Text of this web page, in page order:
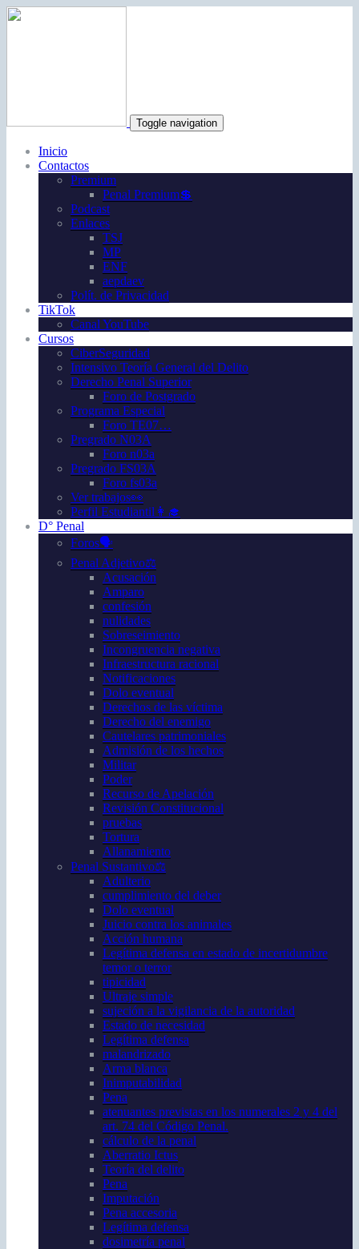
Toggle navigation
Inicio
Contactos
Premium
Penal Premium💲
Podcast
Enlaces
TSJ
MP
ENF
aepdaev
Polít. de Privacidad
TikTok
Canal YouTube
Cursos
CiberSeguridad
Intensivo Teoría General del Delito
Derecho Penal Superior
Foro de Postgrado
Programa Especial
Foro TE07…
Pregrado N03A
Foro n03a
Pregrado FS03A
Foro fs03a
Ver trabajos👀
Perfil Estudiantil👩‍🎓
D° Penal
Foros🗣️
Penal Adjetivo⚖️
Acusación
Amparo
confesión
nulidades
Sobreseimiento
Incongruencia negativa
Infraestructura racional
Notificaciones
Dolo eventual
Derechos de las víctima
Derecho del enemigo
Cautelares patrimoniales
Admisión de los hechos
Militar
Poder
Recurso de Apelación
Revisión Constitucional
pruebas
Tortura
Allanamiento
Penal Sustantivo⚖️
Adulterio
cumplimiento del deber
Dolo eventual
Juicio contra los animales
Acción humana
Legítima defensa en estado de incertidumbre
temor o terror
tipicidad
Ultraje simple
sujeción a la vigilancia de la autoridad
Estado de necesidad
Legítima defensa
malandrizado
Arma blanca
Inimputabilidad
Pena
atenuantes previstas en los numerales 2 y 4 del
art. 74 del Código Penal.
cálculo de la penal
Aberratio Ictus
Teoría del delito
Pena
Imputación
Pena accesoria
Legítima defensa
dosimetría penal